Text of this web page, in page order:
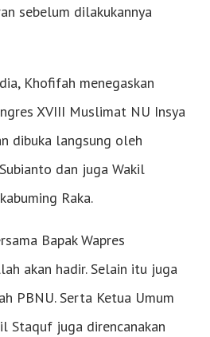
sebelum dilakukannya
Khofifah menegaskan
XVIII Muslimat NU Insya
dibuka langsung oleh
dan juga Wakil
Raka.
Bapak Wapres
akan hadir. Selain itu juga
PBNU. Serta Ketua Umum
Staquf juga direncanakan